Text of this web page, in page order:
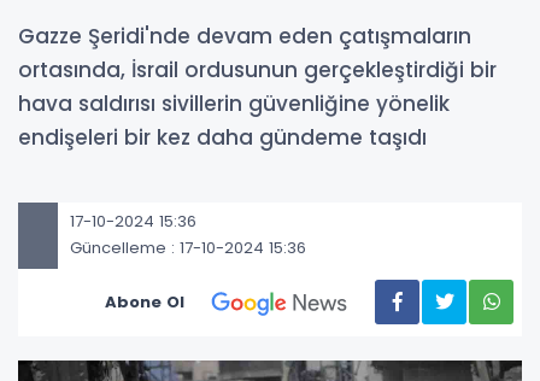
Gazze Şeridi'nde devam eden çatışmaların
ortasında, İsrail ordusunun gerçekleştirdiği bir
hava saldırısı sivillerin güvenliğine yönelik
endişeleri bir kez daha gündeme taşıdı
17-10-2024 15:36
Güncelleme : 17-10-2024 15:36
Abone Ol